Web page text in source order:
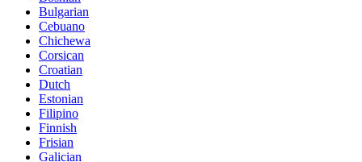
Bulgarian
Cebuano
Chichewa
Corsican
Croatian
Dutch
Estonian
Filipino
Finnish
Frisian
Galician